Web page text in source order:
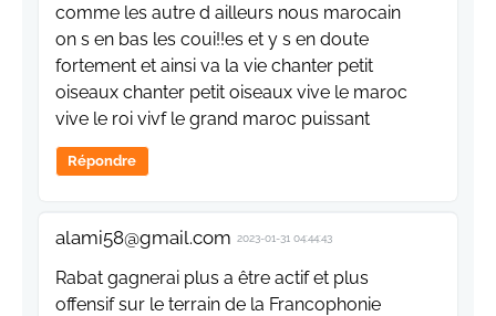
comme les autre d ailleurs nous marocain
on s en bas les coui!!es et y s en doute
fortement et ainsi va la vie chanter petit
oiseaux chanter petit oiseaux vive le maroc
vive le roi vivf le grand maroc puissant
Répondre
alami58@gmail.com 2023-01-31 04:44:43
Rabat gagnerai plus a être actif et plus
offensif sur le terrain de la Francophonie